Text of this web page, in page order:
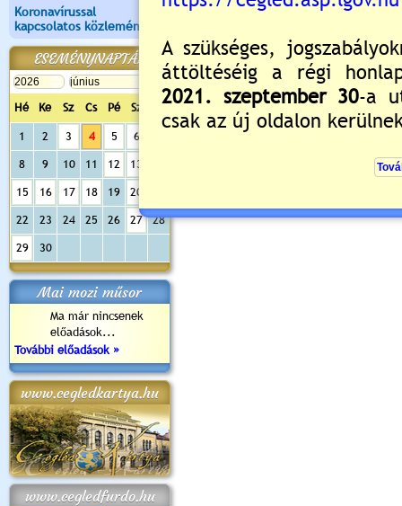
Koronavírussal
kapcsolatos közlemények
ESEMÉNYNAPTÁR
Hé Ke Sz Cs Pé Sz Va
1 2 3 4 5 6
8 9 10 11 12 13
15 16 17 18 19 20
22 23 24 25 26 27 28
29 30
Mai mozi műsor
Ma már nincsenek
előadások...
További előadások »
www.cegledkartya.hu
www.cegledfurdo.hu